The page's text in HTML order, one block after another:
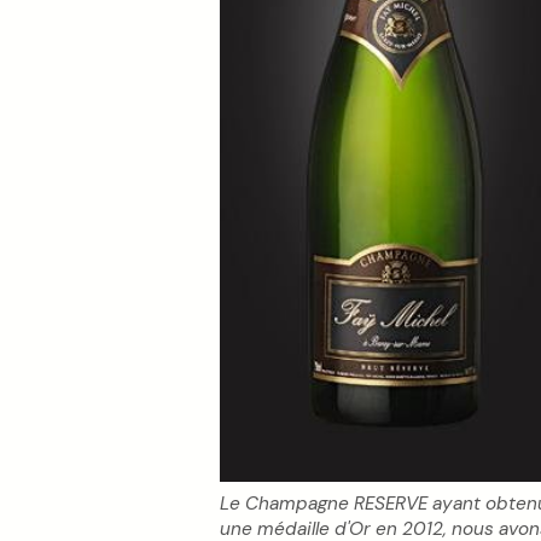
Le Champagne RESERVE ayant
une médaille d'Or en 2012, nous